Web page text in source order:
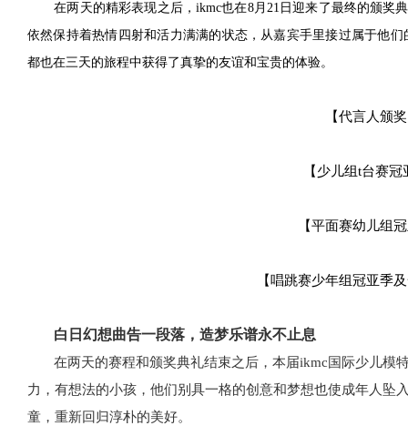
在两天的精彩表现之后，ikmc也在8月21日迎来了最终的颁奖
依然保持着热情四射和活力满满的状态，从嘉宾手里接过属于他
都也在三天的旅程中获得了真挚的友谊和宝贵的体验。
【代言人颁
【少儿组t台赛冠
【平面赛幼儿组
【唱跳赛少年组冠亚季
白日幻想曲告一段落，造梦乐谱永不止息
在两天的赛程和颁奖典礼结束之后，本届ikmc国际少儿模
力，有想法的小孩，他们别具一格的创意和梦想也使成年人坠
童，重新回归淳朴的美好。